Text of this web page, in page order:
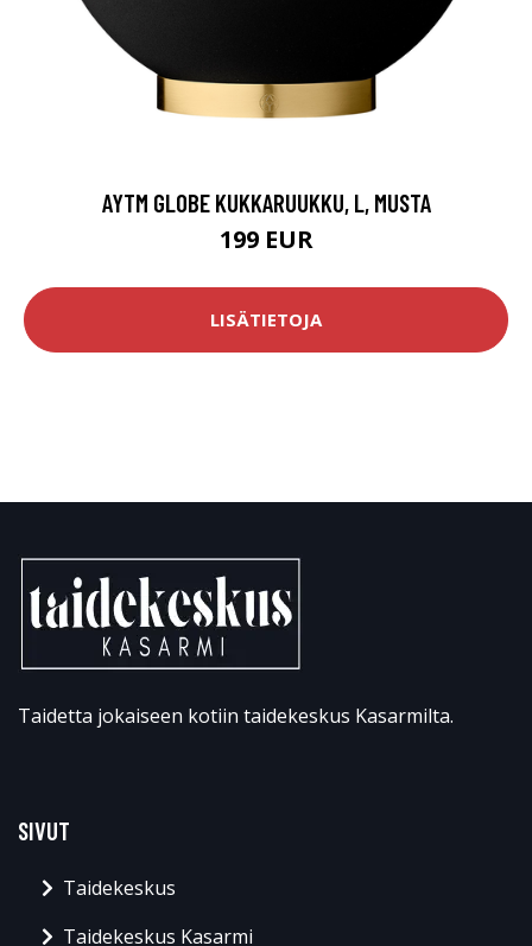
AYTM GLOBE KUKKARUUKKU, L, MUSTA
199 EUR
LISÄTIETOJA
Taidetta jokaiseen kotiin taidekeskus Kasarmilta.
SIVUT
Taidekeskus
Taidekeskus Kasarmi